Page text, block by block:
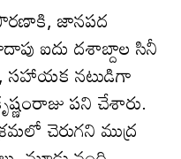
జాన‌ప‌ద
ఐదు ద‌శాబ్దాల సినీ
న‌టుడిగా
ప‌ని చేశారు.
చెరుగ‌ని ముద్ర